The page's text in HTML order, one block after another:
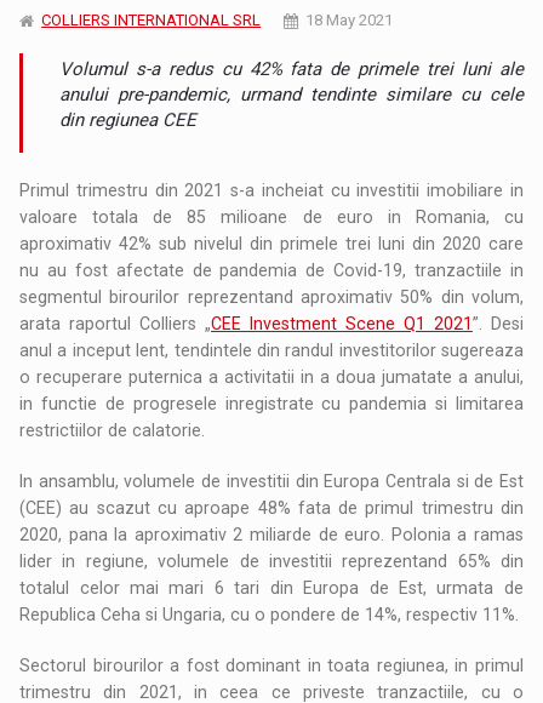
COLLIERS INTERNATIONAL SRL 18 May 2021
Volumul s-a redus cu 42% fata de primele trei luni ale
anului pre-pandemic, urmand tendinte similare cu cele
din regiunea CEE
Primul trimestru din 2021 s-a incheiat cu investitii imobiliare in
valoare totala de 85 milioane de euro in Romania, cu
aproximativ 42% sub nivelul din primele trei luni din 2020 care
nu au fost afectate de pandemia de Covid-19, tranzactiile in
segmentul birourilor reprezentand aproximativ 50% din volum,
arata raportul Colliers „CEE Investment Scene Q1 2021”. Desi
anul a inceput lent, tendintele din randul investitorilor sugereaza
o recuperare puternica a activitatii in a doua jumatate a anului,
in functie de progresele inregistrate cu pandemia si limitarea
restrictiilor de calatorie.
In ansamblu, volumele de investitii din Europa Centrala si de Est
(CEE) au scazut cu aproape 48% fata de primul trimestru din
2020, pana la aproximativ 2 miliarde de euro. Polonia a ramas
lider in regiune, volumele de investitii reprezentand 65% din
totalul celor mai mari 6 tari din Europa de Est, urmata de
Republica Ceha si Ungaria, cu o pondere de 14%, respectiv 11%.
Sectorul birourilor a fost dominant in toata regiunea, in primul
trimestru din 2021, in ceea ce priveste tranzactiile, cu o